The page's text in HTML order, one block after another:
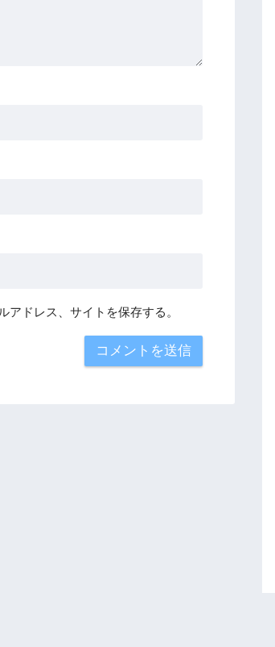
ドレス、サイトを保存する。